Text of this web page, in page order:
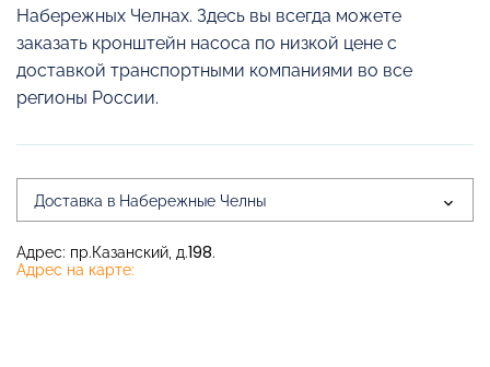
Набережных Челнах. Здесь вы всегда можете
заказать кронштейн насоса по низкой цене с
доставкой транспортными компаниями во все
регионы России.
Доставка в Набережные Челны
Адрес: пр.Казанский, д.198.
Адрес на карте: